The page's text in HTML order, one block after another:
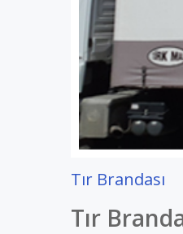
Tır Brandası
Tır